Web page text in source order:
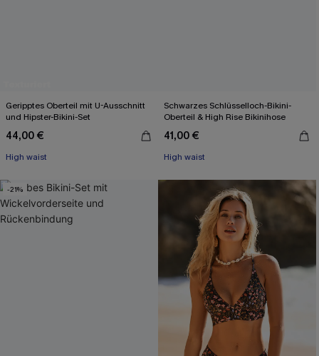
Geripptes Oberteil mit U-Ausschnitt
und Hipster-Bikini-Set
44,00 €
Mit Gratis-Maßband
Mit Gratis-Maßband
Schwarzes Schlüsselloch-Bikini-
Oberteil & High Rise Bikinihose
41,00 €
High waist
-21%